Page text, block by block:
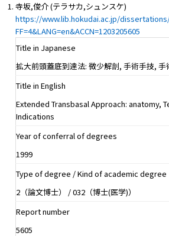
寺坂,俊介 (テラサカ,シュンスケ)
https://www.lib.hokudai.ac.jp/
FF=4&LANG=en&ACCN=1203205605
Title in Japanese
拡大前頭蓋底到達法: 微少解剖, 手術手技, 手
Title in English
Extended Transbasal Approach: anatomy,
Indications
Year of conferral of degrees
1999
Type of degree / Kind of academic degree
2（論文博士） / 032（博士(医学)）
Report number
5605